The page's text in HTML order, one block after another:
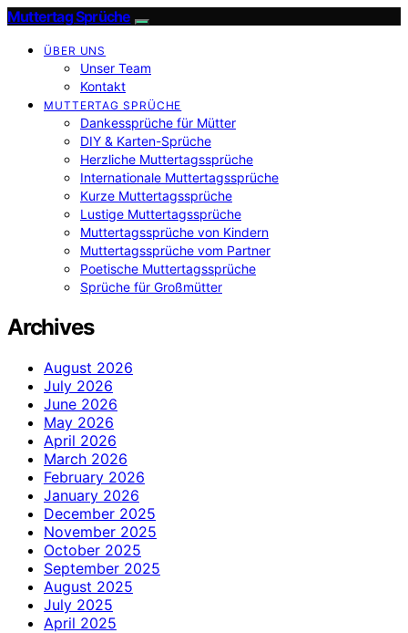
Muttertag Sprüche
ÜBER UNS
Unser Team
Kontakt
MUTTERTAG SPRÜCHE
Dankessprüche für Mütter
DIY & Karten-Sprüche
Herzliche Muttertagssprüche
Internationale Muttertagssprüche
Kurze Muttertagssprüche
Lustige Muttertagssprüche
Muttertagssprüche von Kindern
Muttertagssprüche vom Partner
Poetische Muttertagssprüche
Sprüche für Großmütter
Archives
August 2026
July 2026
June 2026
May 2026
April 2026
March 2026
February 2026
January 2026
December 2025
November 2025
October 2025
September 2025
August 2025
July 2025
April 2025